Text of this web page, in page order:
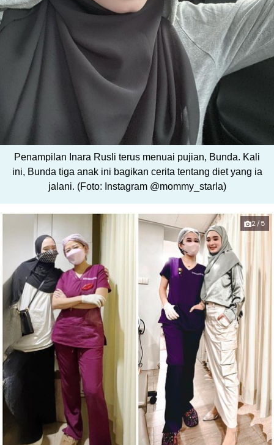
Penampilan Inara Rusli terus menuai pujian, Bunda. Kali
ini, Bunda tiga anak ini bagikan cerita tentang diet yang ia
jalani. (Foto: Instagram @mommy_starla)
2/5